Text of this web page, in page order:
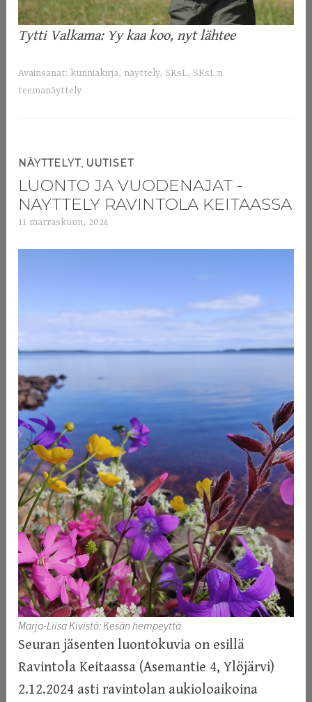
Tytti Valkama: Yy kaa koo, nyt lähtee
Avainsanat: kunniakirja, näyttely, SKsL, SKsL:n
teemanäyttely
NÄYTTELYT, UUTISET
LUONTO JA VUODENAJAT -
NÄYTTELY RAVINTOLA KEITAASSA
11 marraskuun, 2024
Marja-Liisa Kivistö: Kesän hempeyttä
Seuran jäsenten luontokuvia on esillä
Ravintola Keitaassa (Asemantie 4, Ylöjärvi)
2.12.2024 asti ravintolan aukioloaikoina